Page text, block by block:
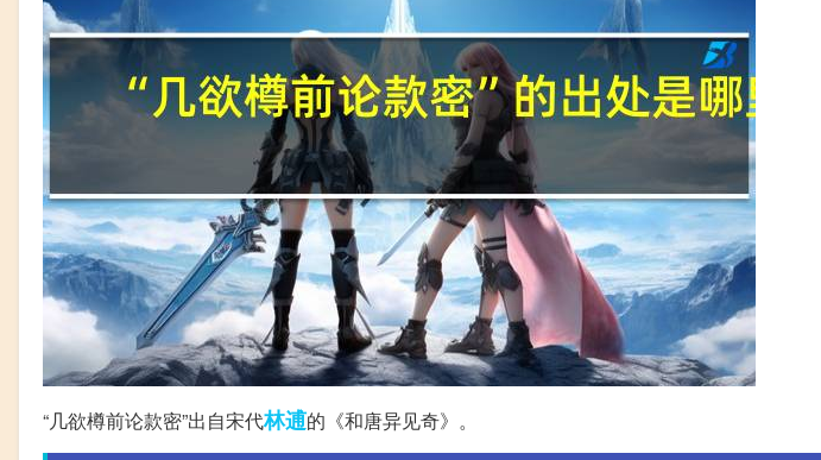
“几欲樽前论款密”出自宋代林逋的《和唐异见奇》。